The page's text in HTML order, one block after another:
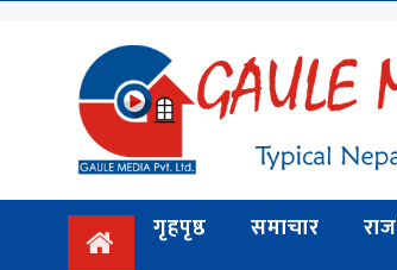
राजनिति
गृहपृष्ठ समाचार